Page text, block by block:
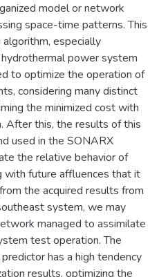
model or network
space-time patterns. This
algorithm, especially
power system
to optimize the operation of
considering many distinct
the minimized cost with
After this, the results of this
used in the SONARX
the relative behavior of
with future affluences that it
the acquired results from
system, we may
managed to assimilate
test operation. The
has a high tendency
results, optimizing the